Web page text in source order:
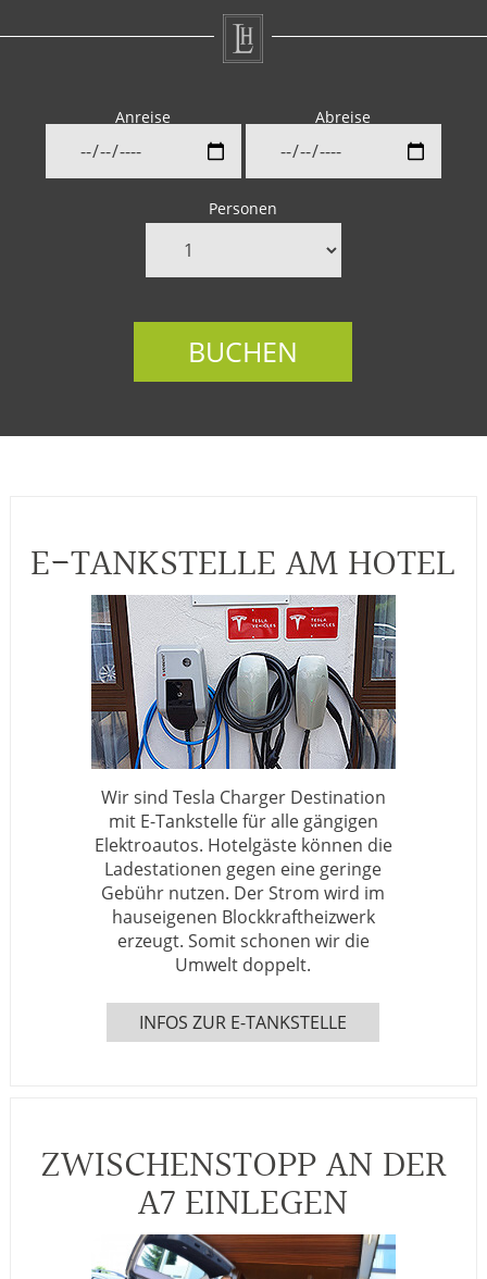
Anreise Abreise
Personen
BUCHEN
E-TANKSTELLE AM HOTEL
Wir sind Tesla Charger Destination
mit E-Tankstelle für alle gängigen
Elektroautos. Hotelgäste können die
Ladestationen gegen eine geringe
Gebühr nutzen. Der Strom wird im
hauseigenen Blockkraftheizwerk
erzeugt. Somit schonen wir die
Umwelt doppelt.
INFOS ZUR E-TANKSTELLE
ZWISCHENSTOPP AN DER
A7 EINLEGEN